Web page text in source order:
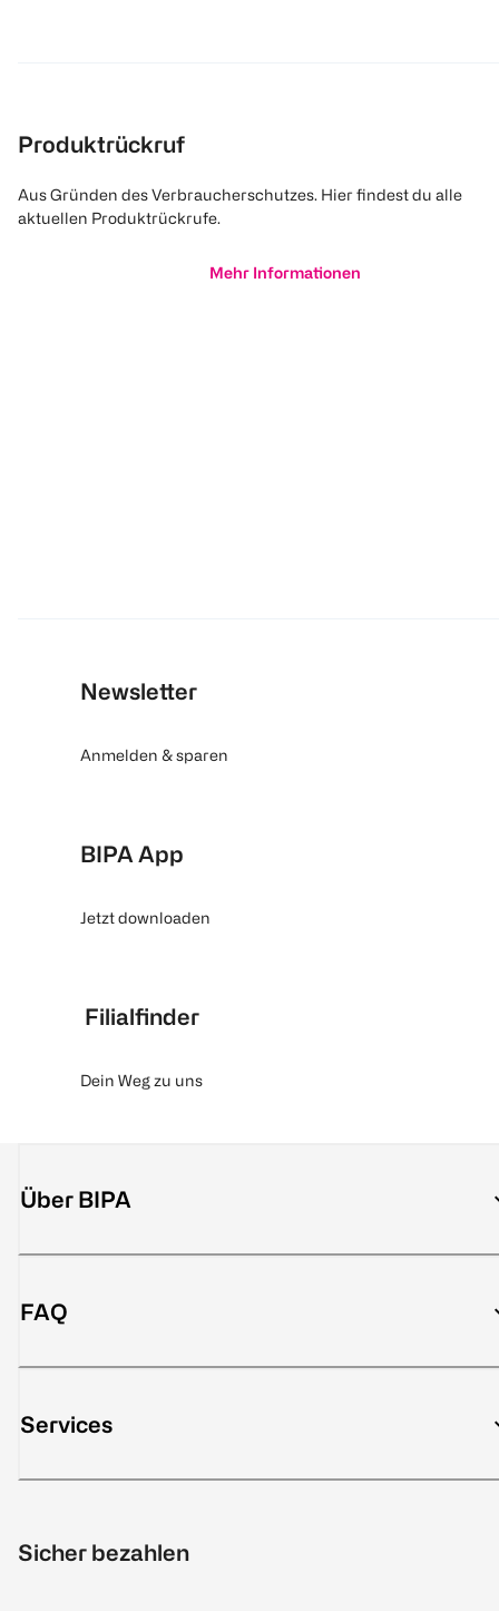
Produktrückruf
Aus Gründen des Verbraucherschutzes. Hier findest du alle
aktuellen Produktrückrufe.
Mehr Informationen
Newsletter
Anmelden & sparen
BIPA App
Jetzt downloaden
Filialfinder
Dein Weg zu uns
Über BIPA
FAQ
Services
Sicher bezahlen